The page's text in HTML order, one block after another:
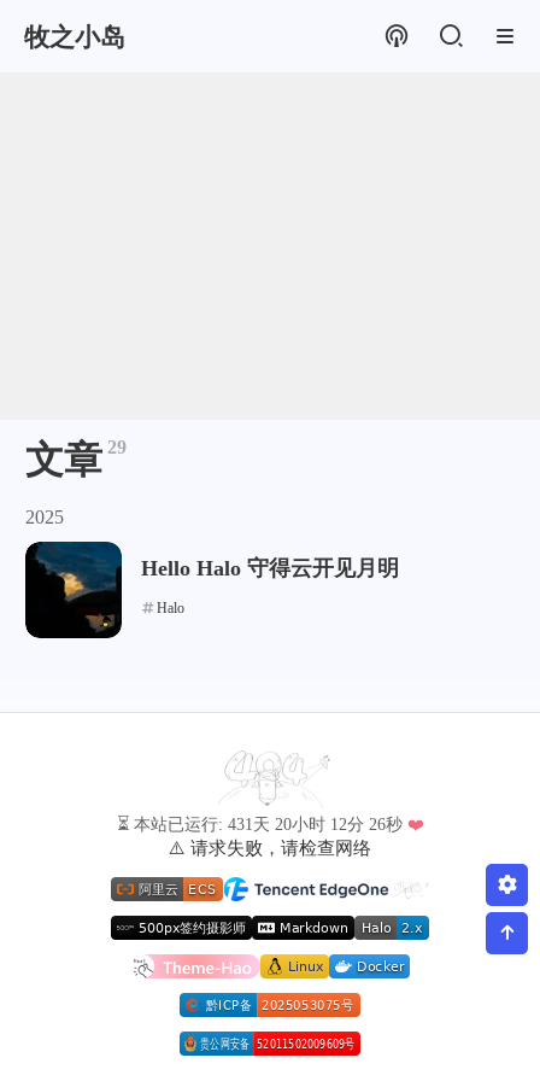
牧之小岛
文章 29
2025
Hello Halo 守得云开见月明
Halo
⏳ 本站已运行: 431天 20小时 12分 26秒 ❤️
⚠️ 请求失败，请检查网络